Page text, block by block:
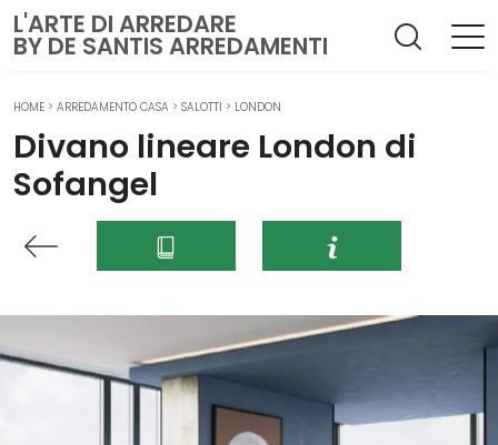
L'ARTE DI ARREDARE
BY DE SANTIS ARREDAMENTI
HOME > ARREDAMENTO CASA > SALOTTI > LONDON
Divano lineare London di
Sofangel